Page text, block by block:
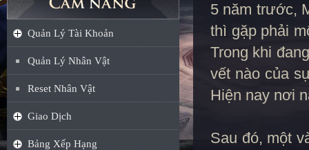
Quản Lý Tài Khoản
Quản Lý Nhân Vật
Reset Nhân Vật
Giao Dịch
Bảng Xếp Hạng
5 năm trước,
thì gặp phải
Trong khi
vết nào của
Hiện nay nơi
Sau đó, một